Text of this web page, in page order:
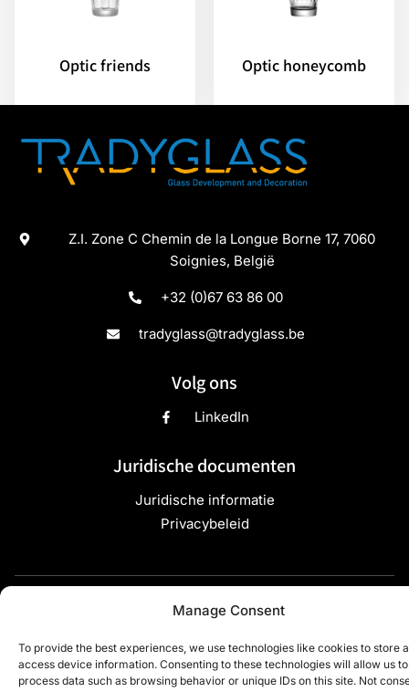
Manage Consent
To provide the best experiences, we use technologies like cookies to store
access device information. Consenting to these technologies will allow us to
process data such as browsing behavior or unique IDs on this site. Not
Optic friends Optic honeycomb
Z.I. Zone C Chemin de la Longue Borne 17, 7060
Soignies, België
+32 (0)67 63 86 00
tradyglass@tradyglass.be
Volg ons
LinkedIn
Juridische documenten
Juridische informatie
Privacybeleid
voorbehouden - Site ontwikkeld door